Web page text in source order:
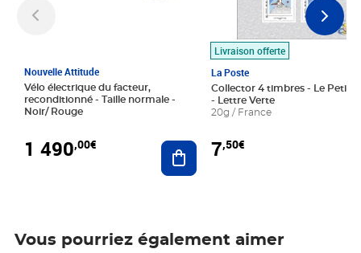
Nouvelle Attitude
Vélo électrique du facteur,
reconditionné - Taille normale -
Noir/ Rouge
1 490,00€ Ajouter au panier
Livraison offerte
La Poste
Collector 4 timbres - Le Petit
- Lettre Verte
20g / France
7,50€
Vous pourriez également aimer